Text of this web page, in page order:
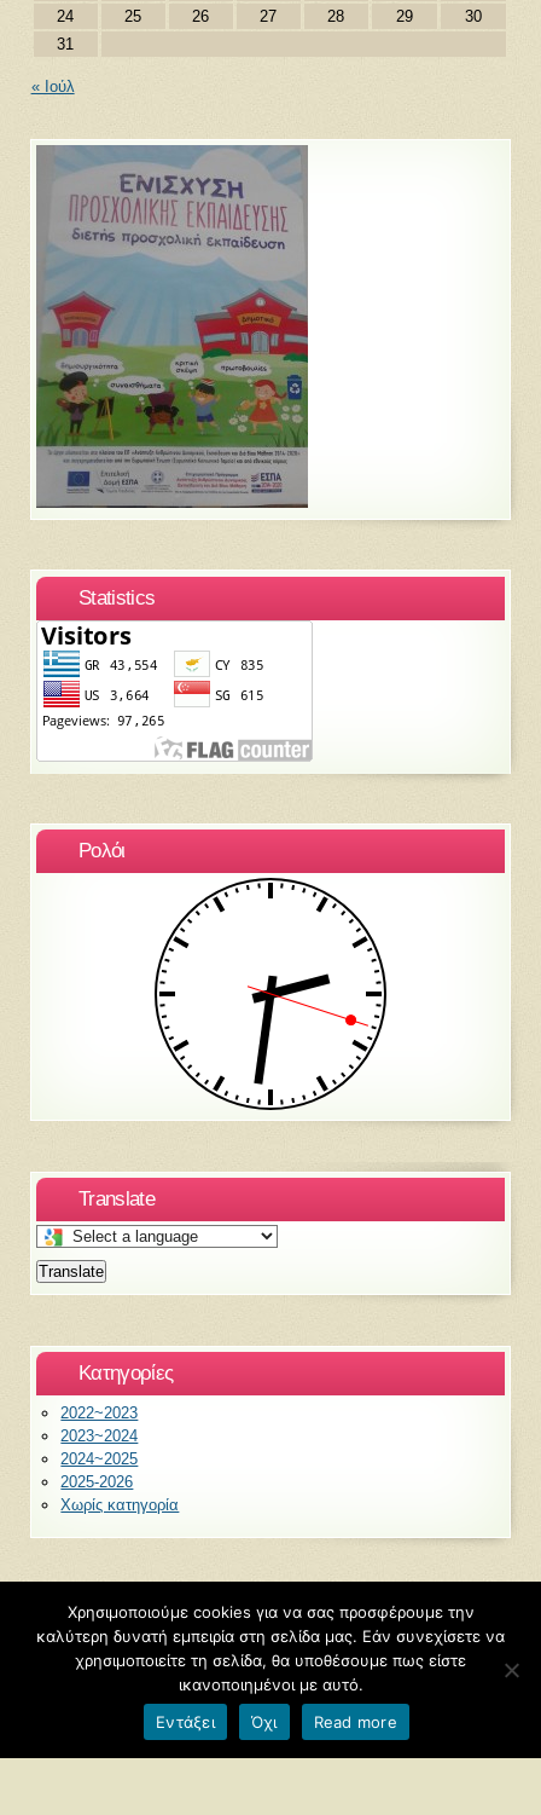
24
25 26 27 28 29
30
31
« Ιούλ
Statistics
Ρολόι
Translate
Select
a
language
this
Translate
Kατηγορίες
2022~2023
2023~2024
2024~2025
2025-2026
Χωρίς κατηγορία
©2026 6ο Νηπιαγωγείο Ξάνθης
Φιλοξενείται απόBlogs.sch.gr
Όροι χρήσης blogs.sch.gr|Δήλωση προσβασιμότητας
Χρησιμοποιούμε cookies για να σας προσφέρουμε την
καλύτερη δυνατή εμπειρία στη σελίδα μας. Εάν συνεχίσετε να
χρησιμοποιείτε τη σελίδα, θα υποθέσουμε πως είστε
ικανοποιημένοι με αυτό.
Εντάξει
Όχι Read more